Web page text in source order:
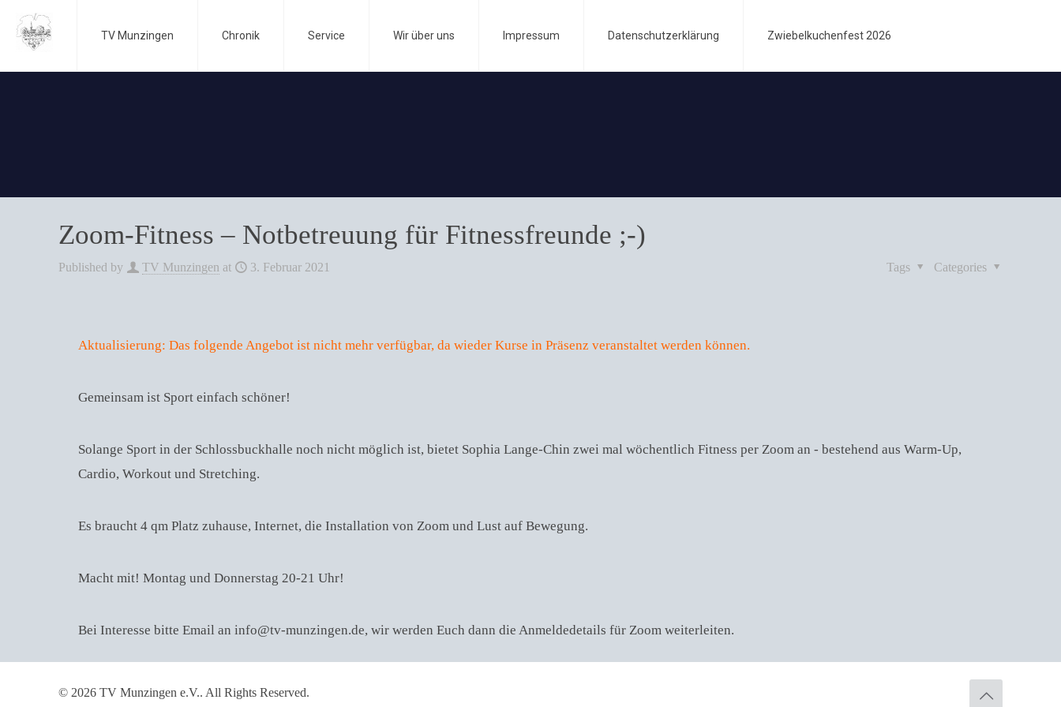
TV Munzingen Chronik Service Wir über uns Impressum Datenschutzerklärung Zwiebelkuchenfest 2026
Zoom-Fitness – Notbetreuung für Fitnessfreunde ;-)
Published by TV Munzingen at 3. Februar 2021 Categories
Tags
Aktualisierung: Das folgende Angebot ist nicht mehr verfügbar, da wieder Kurse in Präsenz veranstaltet werden können.
Gemeinsam ist Sport einfach schöner!
Solange Sport in der Schlossbuckhalle noch nicht möglich ist, bietet Sophia Lange-Chin zwei mal wöchentlich Fitness per Zoom an - bestehend aus Warm-Up,
Cardio, Workout und Stretching.
Es braucht 4 qm Platz zuhause, Internet, die Installation von Zoom und Lust auf Bewegung.
Macht mit! Montag und Donnerstag 20-21 Uhr!
Bei Interesse bitte Email an info@tv-munzingen.de, wir werden Euch dann die Anmeldedetails für Zoom weiterleiten.
© 2026 TV Munzingen e.V.. All Rights Reserved.